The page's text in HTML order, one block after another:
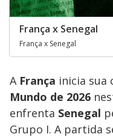
França x Senegal
França x Senegal
A França inicia sua
Mundo de 2026
enfrenta Senegal
Grupo I. A partida